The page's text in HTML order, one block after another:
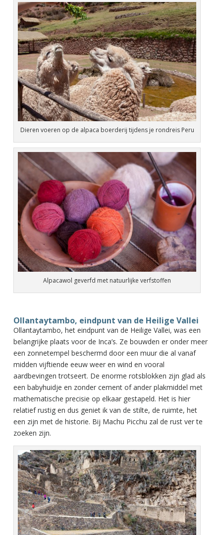
Dieren voeren op de alpaca boerderij tijdens je rondreis Peru
Alpacawol geverfd met natuurlijke verfstoffen
Ollantaytambo, eindpunt van de Heilige Vallei
Ollantaytambo, het eindpunt van de Heilige Vallei, was een
belangrijke plaats voor de Inca’s. Ze bouwden er onder meer
een zonnetempel beschermd door een muur die al vanaf
midden vijftiende eeuw weer en wind en vooral
aardbevingen trotseert. De enorme rotsblokken zijn glad als
een babyhuidje en zonder cement of ander plakmiddel met
mathematische precisie op elkaar gestapeld. Het is hier
relatief rustig en dus geniet ik van de stilte, de ruimte, het
een zijn met de historie. Bij Machu Picchu zal de rust ver te
zoeken zijn.